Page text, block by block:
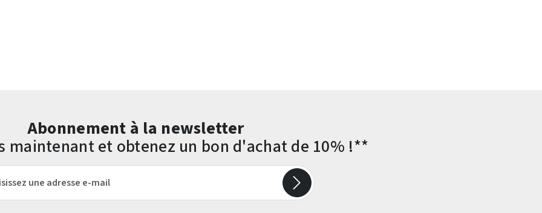
Abonnement à la newsletter
maintenant et obtenez un bon d'achat de 10% !**